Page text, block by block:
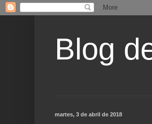
Blog
martes, 3 de abril de 2018